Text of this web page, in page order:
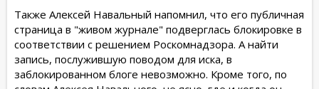
Также Алексей Навальный напомнил, что его публичная
страница в "живом журнале" подверглась блокировке в
соответствии с решением Роскомнадзора. А найти
запись, послужившую поводом для иска, в
заблокированном блоге невозможно. Кроме того, по